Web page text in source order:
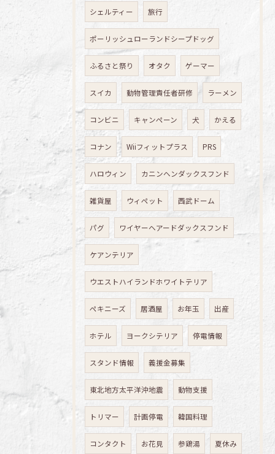
シェルティー 旅行
ポーリッシュローランドシープドッグ
ふるさと祭り オタク ゲーマー
スイカ 動物管理責任者研修 ラーメン
コンビニ キャンペーン 犬 かえる
コナン Wiiフィットプラス PRS
ハロウィン カニンヘンダックスフンド
雑貨屋 ウィペット 西武ドーム
パグ ワイヤーヘアードダックスフンド
ケアンテリア
ウエストハイランドホワイトテリア
ペキニーズ 居酒屋 お年玉 出産
ホテル ヨークシテリア 停電情報
スタンド情報 義援金募集
東北地方太平洋沖地震 動物支援
トリマー 計画停電 韓国料理
コンタクト お花見 参鶏湯 夏休み